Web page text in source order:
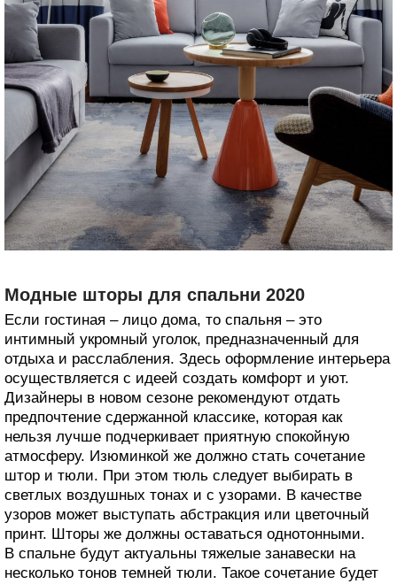
Модные шторы для спальни 2020
Если гостиная – лицо дома, то спальня – это
интимный укромный уголок, предназначенный для
отдыха и расслабления. Здесь оформление интерьера
осуществляется с идеей создать комфорт и уют.
Дизайнеры в новом сезоне рекомендуют отдать
предпочтение сдержанной классике, которая как
нельзя лучше подчеркивает приятную спокойную
атмосферу. Изюминкой же должно стать сочетание
штор и тюли. При этом тюль следует выбирать в
светлых воздушных тонах и с узорами. В качестве
узоров может выступать абстракция или цветочный
принт. Шторы же должны оставаться однотонными.
В спальне будут актуальны тяжелые занавески на
несколько тонов темней тюли. Такое сочетание будет